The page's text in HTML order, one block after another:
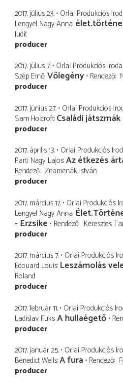
2017. július 23. Orlai Produkciós
Lengyel Nagy Anna
Judit
producer
2017. július 7. Orlai Produkciós Iroda
Szép Ernő Vőlegény Rendező
producer
2017. június 27. Orlai Produkciós
Sam Holcroft Családi játszmák
producer
2017. április 13. Orlai Produkciós
Parti Nagy Lajos Az étkezés
Rendező Znamenák István
producer
2017. március 17. Orlai Produkciós
Lengyel Nagy Anna
- Erzsike Rendező Keresztes
producer
2017. március 7. Orlai Produkciós
Edouard Louis Leszámolás
Roland
producer
2017. február 11. Orlai Produkciós
Ladislav Fuks A hullaégető
producer
2017. január 25. Orlai Produkciós
Benedict Wells A fura Rendező
producer